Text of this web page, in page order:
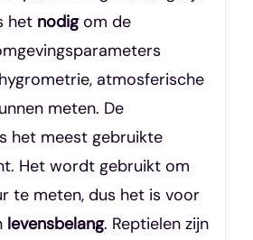
het nodigom de
atmosferische
meten. De
het meest gebruikte
Het wordt gebruikt om
te meten, dus het is voor
levensbelang. Reptielen zijn